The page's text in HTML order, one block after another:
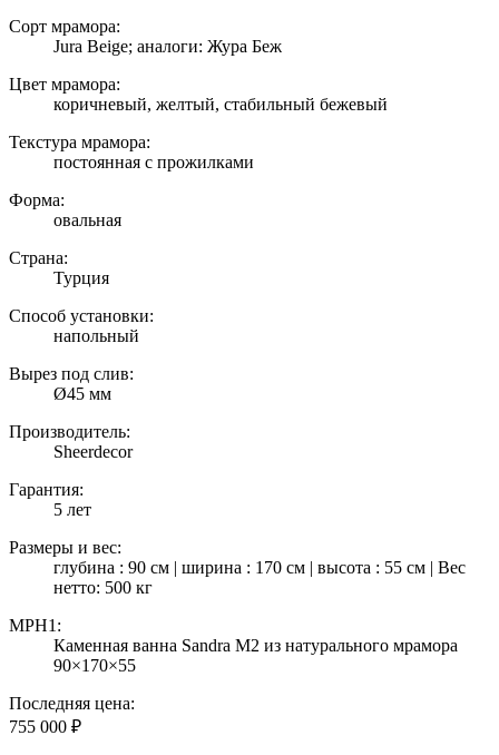
Сорт мрамора:
Jura Beige; аналоги: Жура Беж
Цвет мрамора:
коричневый, желтый, стабильный бежевый
Текстура мрамора:
постоянная с прожилками
Форма:
овальная
Страна:
Турция
Способ установки:
напольный
Вырез под слив:
Ø45 мм
Производитель:
Sheerdecor
Гарантия:
5 лет
Размеры и вес:
глубина : 90 см | ширина : 170 см | высота : 55 см | Вес
нетто: 500 кг
MPH1:
Каменная ванна Sandra M2 из натурального мрамора
90×170×55
Последняя цена:
755 000 ₽